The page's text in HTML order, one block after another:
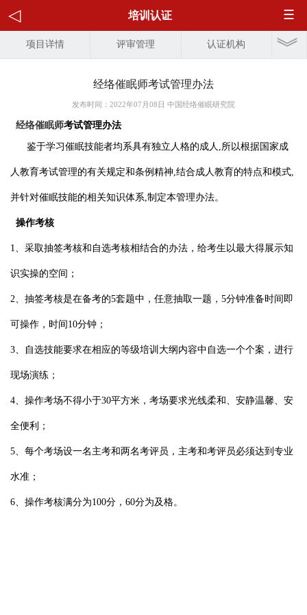
培训认证
项目详情 评审管理 认证机构
经络催眠师考试管理办法
发布时间：2022年07月08日 中国经络催眠研究院
经络催眠师考试管理办法
鉴于学习催眠技能者均系具有独立人格的成人 ,所以根据国家成
人教育考试管理的有关规定和条例精神,结合成人教育的特点和模式,
并针对催眠技能的相关知识体系,制定本管理办法。
操作考核
1、 采取抽签考核和自选考核相结合的办法，给考生以最大得展示知
识实操的空间；
2、 抽签考核是在备考的5套题中，任意抽取一题， 5分钟准备时间即
可操作，时间 10分钟；
3、 自选技能要求在相应的等级培训大纲内容中自选一个个案，进行
现场演练；
4、 操作考场不得小于30平方米，考场要求光线柔和、安静温馨、安
全便利；
5、 每个考场设一名主考和两名考评员，主考和考评员必须达到专业
水准；
6、 操作考核满分为100分，60分为及格。